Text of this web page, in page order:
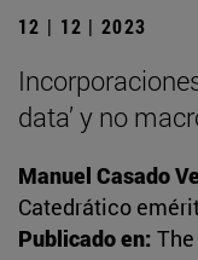
12 | 12 | 2023
data’ y no
Manuel Casado
Catedrático
Publicado en: